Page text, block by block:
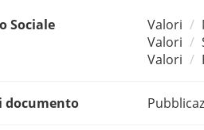
Sociale Valori
Valori
Valori
documento